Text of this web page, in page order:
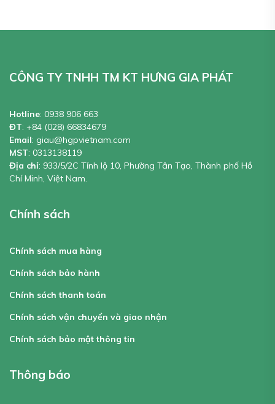
CÔNG TY TNHH TM KT HƯNG GIA PHÁT
Hotline: 0938 906 663
ĐT: +84 (028) 66834679
Email: giau@hgpvietnam.com
MST: 0313138119
Địa chỉ: 933/5/2C Tỉnh lộ 10, Phường Tân Tạo, Thành phố Hồ
Chí Minh, Việt Nam.
Chính sách
Chính sách mua hàng
Chính sách bảo hành
Chính sách thanh toán
Chính sách vận chuyển và giao nhận
Chính sách bảo mật thông tin
Thông báo